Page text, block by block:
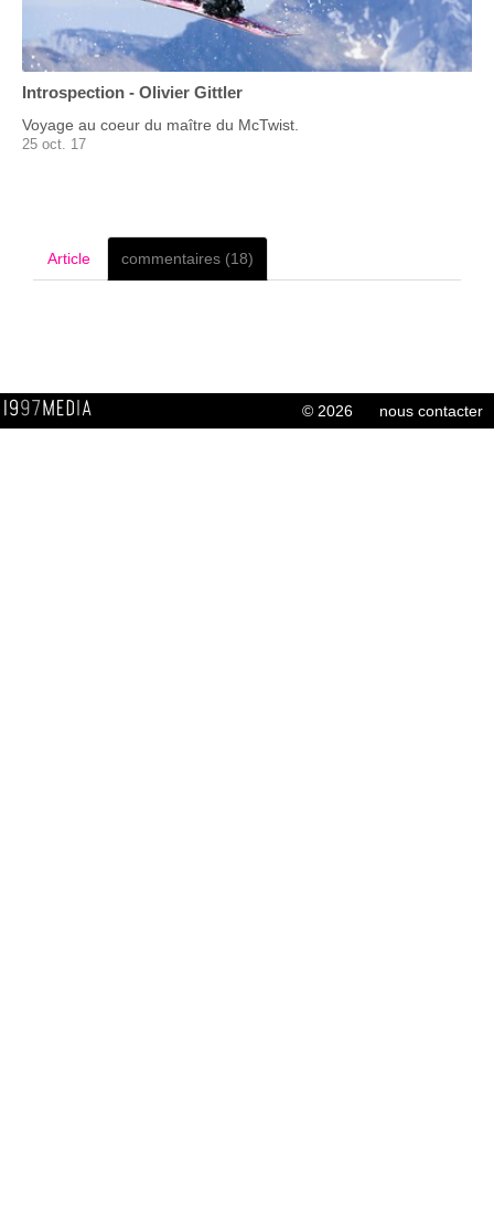
Introspection - Olivier Gittler
Voyage au coeur du maître du McTwist.
25 oct. 17
Article commentaires (18)
© 2026 nous contacter